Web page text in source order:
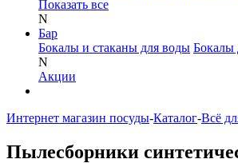
Показать все
N
Бар
Бокалы и стаканы для воды Бокалы
N
Акции
Интернет магазин посуды-Каталог-Всё
Пылесборники